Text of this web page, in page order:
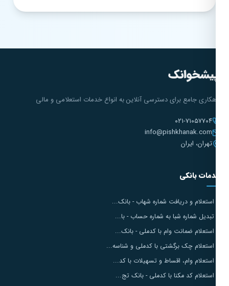
جامع برای دسترسی آنلاین به انواع خدمات استعلامی و مالی
۰۲۱-۷۱۰۵۷۷۰۴
info@pishkhanak.com
تهران، ایران
بانکی
استعلام و دریافت شماره شهاب - بانک...
تبدیل شماره شبا به شماره حساب - با...
استعلام ضمانت وام با کدملی - بانک...
استعلام چک برگشتی با کدملی و شناسه...
استعلام وام، اقساط و تسهیلات با کد...
استعلام کد مکنا با کدملی - بانک تج...